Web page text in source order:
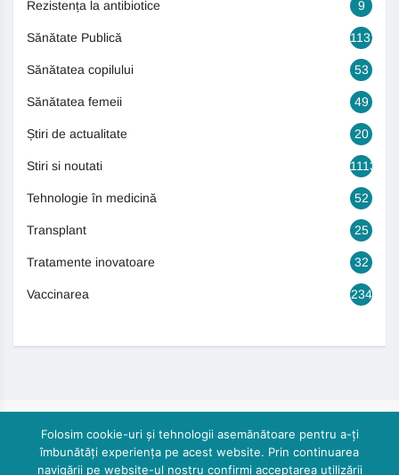
Rezistența la antibiotice 9
Sănătate Publică 1131
Sănătatea copilului 53
Sănătatea femeii 49
Știri de actualitate 20
Stiri si noutati 1113
Tehnologie în medicină 52
Transplant 25
Tratamente inovatoare 32
Vaccinarea 234
Folosim cookie-uri și tehnologii asemănătoare pentru a-ți
îmbunătăți experiența pe acest website. Prin continuarea
navigării pe website-ul nostru confirmi acceptarea utilizării